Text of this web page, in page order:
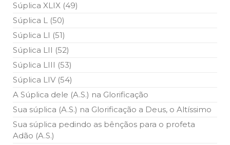
Súplica XLIX (49)
Súplica L (50)
Súplica LI (51)
Súplica LII (52)
Súplica LIII (53)
Súplica LIV (54)
A Súplica dele (A.S.) na Glorificação
Sua súplica (A.S.) na Glorificação a Deus, o Altíssimo
Sua súplica pedindo as bênçãos para o profeta
Adão (A.S.)